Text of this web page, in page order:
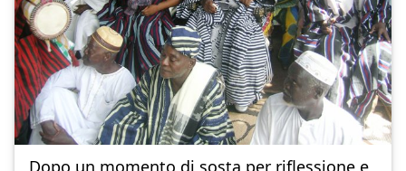
Dopo un momento di sosta per riflessione e